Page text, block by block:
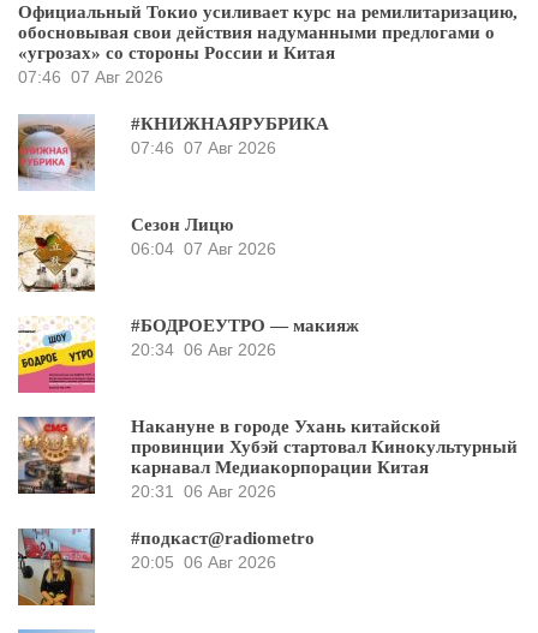
Официальный Токио усиливает курс на ремилитаризацию,
обосновывая свои действия надуманными предлогами о
«угрозах» со стороны России и Китая
07:46 07 Авг 2026
#КНИЖНАЯРУБРИКА
07:46 07 Авг 2026
Сезон Лицю
06:04 07 Авг 2026
#БОДРОЕУТРО — макияж
20:34 06 Авг 2026
Накануне в городе Ухань китайской
провинции Хубэй стартовал Кинокультурный
карнавал Медиакорпорации Китая
20:31
06 Авг 2026
#подкаст@radiometro
20:05 06 Авг 2026